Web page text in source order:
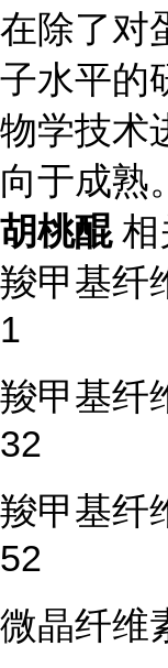
在除了对
子水平的
物学技术
向于成熟。
胡桃醌 相
羧甲基纤
1
羧甲基纤
32
羧甲基纤
52
微晶纤维